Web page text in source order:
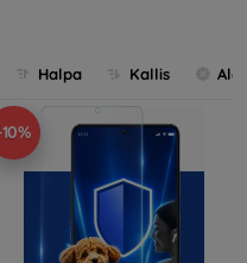
Halpa Kallis